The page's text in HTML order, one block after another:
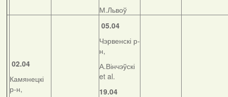
М.Львоў
02.04
Камянецкі
р-н,
05.04
Чэрвенскі р-
н,
А.Вінчэўскі
et al.
19.04